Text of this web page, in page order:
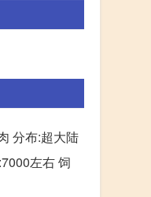
分布:超大陆
左右 饲